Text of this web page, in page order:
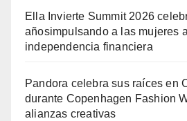
Ella Invierte Summit 2026
añosimpulsando a las mujeres
independencia financiera
Pandora celebra sus raíces en
durante Copenhagen Fashion
alianzas creativas